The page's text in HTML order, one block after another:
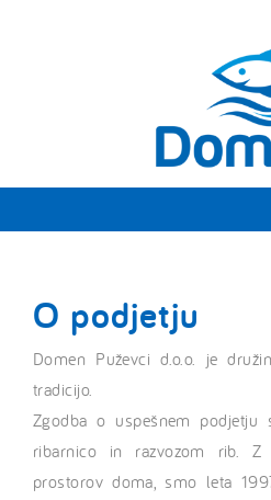
O podjetju
Domen Puževci d.o.o. je
tradicijo.
Zgodba o uspešnem
ribarnico in razvozom rib. Z
prostorov doma, smo leta